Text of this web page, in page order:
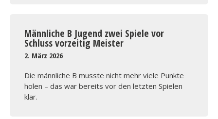
Männliche B Jugend zwei Spiele vor
Schluss vorzeitig Meister
2. März 2026
Die männliche B musste nicht mehr viele Punkte
holen – das war bereits vor den letzten Spielen
klar.